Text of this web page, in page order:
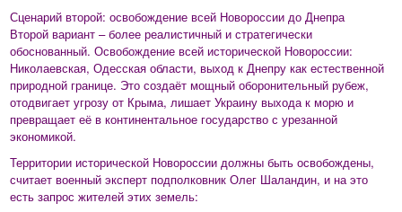
Сценарий второй: освобождение всей Новороссии до Днепра
Второй вариант – более реалистичный и стратегически
обоснованный. Освобождение всей исторической Новороссии:
Николаевская, Одесская области, выход к Днепру как естественной
природной границе. Это создаёт мощный оборонительный рубеж,
отодвигает угрозу от Крыма, лишает Украину выхода к морю и
превращает её в континентальное государство с урезанной
экономикой.
Территории исторической Новороссии должны быть освобождены,
считает военный эксперт подполковник Олег Шаландин, и на это
есть запрос жителей этих земель: